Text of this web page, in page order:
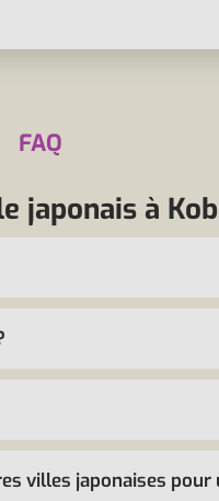
FAQ
japonais à
villes japonaises